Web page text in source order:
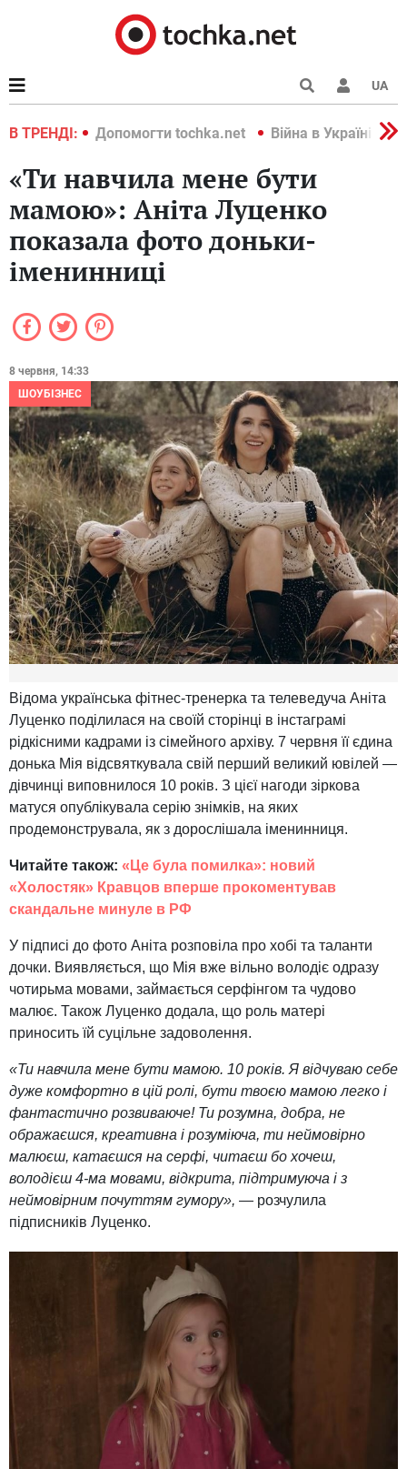
UA
В ТРЕНДІ:
2022 Допомогти tochka.net Війна в Україні 2022
«Ти навчила мене бути
мамою»: Аніта Луценко
показала фото доньки-
іменинниці
8 червня, 14:33
ШОУБІЗНЕС
Відома українська фітнес-тренерка та телеведуча Аніта
Луценко поділилася на своїй сторінці в інстаграмі
рідкісними кадрами із сімейного архіву. 7 червня її єдина
донька Мія відсвяткувала свій перший великий ювілей —
дівчинці виповнилося 10 років. З цієї нагоди зіркова
матуся опублікувала серію знімків, на яких
продемонструвала, як з дорослішала іменинниця.
Читайте також: «Це була помилка»: новий
«Холостяк» Кравцов вперше прокоментував
скандальне минуле в РФ
У підписі до фото Аніта розповіла про хобі та таланти
дочки. Виявляється, що Мія вже вільно володіє одразу
чотирьма мовами, займається серфінгом та чудово
малює. Також Луценко додала, що роль матері
приносить їй суцільне задоволення.
«Ти навчила мене бути мамою. 10 років. Я відчуваю себе
дуже комфортно в цій ролі, бути твоєю мамою легко і
фантастично розвиваюче! Ти розумна, добра, не
ображаєшся, креативна і розуміюча, ти неймовірно
малюєш, катаєшся на серфі, читаєш бо хочеш,
володієш 4-ма мовами, відкрита, підтримуюча і з
неймовірним почуттям гумору», — розчулила
підписників Луценко.